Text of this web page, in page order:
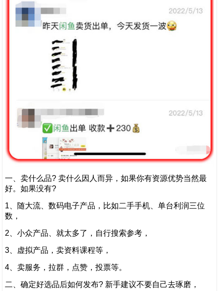
一、卖什么品? 卖什么因人而异，如果你有资源优势当然最
好。如果没有?
1、随大流、数码电子产品，比如二手手机、单台利润三位
数，
2、小众产品、就太多了，自行搜索参考，
3、虚拟产品，卖资料课程等，
4、卖服务，拉群，点赞，投票等。
二、确定好选品后如何发布? 新手建议不要自己去琢磨，